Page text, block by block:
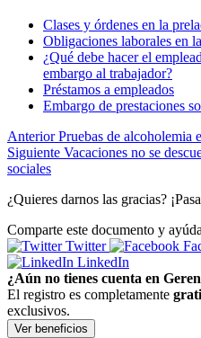
Clases y órdenes en la
Obligaciones laborales en
¿Qué debe hacer el
embargo al trabajador?
Préstamos a empleados
Embargo de prestaciones
Anterior Pruebas de alcoholemia
Siguiente Vacaciones no se
sociales
¿Quieres darnos las gracias?
Comparte este documento y
Twitter
LinkedIn
¿Aún no tienes cuenta en
El registro es completamente
exclusivos.
Ver beneficios